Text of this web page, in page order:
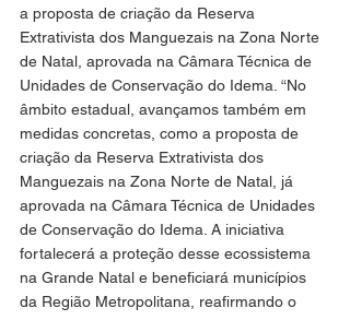
a proposta de criação da Reserva
Extrativista dos Manguezais na Zona Norte
de Natal, aprovada na Câmara Técnica de
Unidades de Conservação do Idema. “No
âmbito estadual, avançamos também em
medidas concretas, como a proposta de
criação da Reserva Extrativista dos
Manguezais na Zona Norte de Natal, já
aprovada na Câmara Técnica de Unidades
de Conservação do Idema. A iniciativa
fortalecerá a proteção desse ecossistema
na Grande Natal e beneficiará municípios
da Região Metropolitana, reafirmando o